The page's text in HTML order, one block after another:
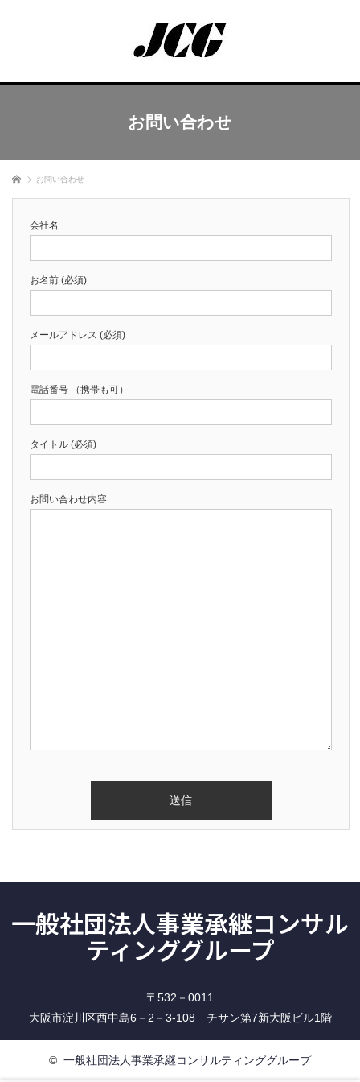
お問い合わせ
ホーム お問い合わせ
会社名
お名前 (必須)
メールアドレス (必須)
電話番号 （携帯も可）
タイトル (必須)
お問い合わせ内容
一般社団法人事業承継コンサル
ティンググループ
〒532－0011
大阪市淀川区西中島6－2－3-108 チサン第7新大阪ビル1階
© 一般社団法人事業承継コンサルティンググループ